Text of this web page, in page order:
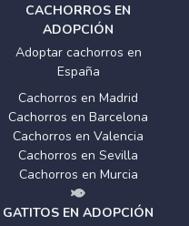
CACHORROS EN
ADOPCIÓN
Adoptar cachorros en
España
Cachorros en Madrid
Cachorros en Barcelona
Cachorros en Valencia
Cachorros en Sevilla
Cachorros en Murcia
GATITOS EN ADOPCIÓN